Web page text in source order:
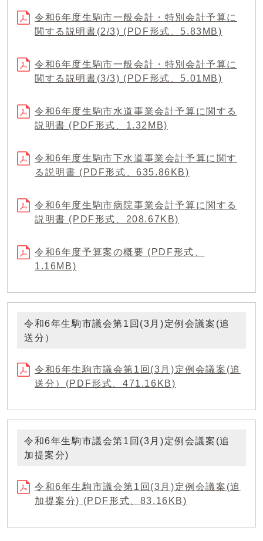
令和6年度生駒市一般会計・特別会計予算に
関する説明書(2/3) (PDF形式、5.83MB)
令和6年度生駒市一般会計・特別会計予算に
関する説明書(3/3) (PDF形式、5.01MB)
令和6年度生駒市水道事業会計予算に関する
説明書 (PDF形式、1.32MB)
令和6年度生駒市下水道事業会計予算に関す
る説明書 (PDF形式、635.86KB)
令和6年度生駒市病院事業会計予算に関する
説明書 (PDF形式、208.67KB)
令和6年度予算案の概要 (PDF形式、
1.16MB)
令和6年生駒市議会第1回(3月)定例会議案(追
送分）
令和6年生駒市議会第1回(3月)定例会議案(追
送分）(PDF形式、471.16KB)
令和6年生駒市議会第1回(3月)定例会議案(追
加提案分)
令和6年生駒市議会第1回(3月)定例会議案(追
加提案分) (PDF形式、83.16KB)